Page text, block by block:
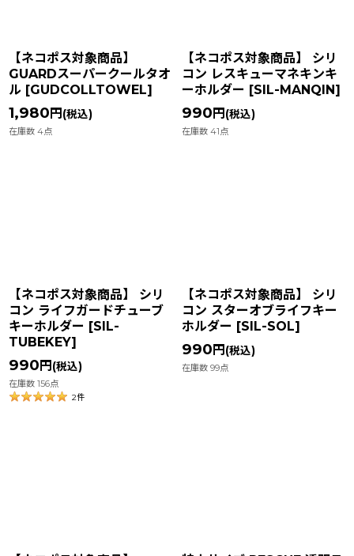
【ネコポス対象商品】
GUARDスーパークールタオ
ル [GUDCOLLTOWEL]
1,980 円 (税込)
在庫数 4点
【ネコポス対象商品】 シリ
コン レスキューマネキンキ
ーホルダー [SIL-MANQIN ]
990 円 (税込)
在庫数 41点
【ネコポス対象商品】 シリ
コン ライフガードチューブ
キーホルダー [SIL-
TUBEKEY]
990 円 (税込)
在庫数 156点
2件
【ネコポス対象商品】 シリ
コン スターオブライフキー
ホルダー [SIL-SOL]
990 円 (税込)
在庫数 99点